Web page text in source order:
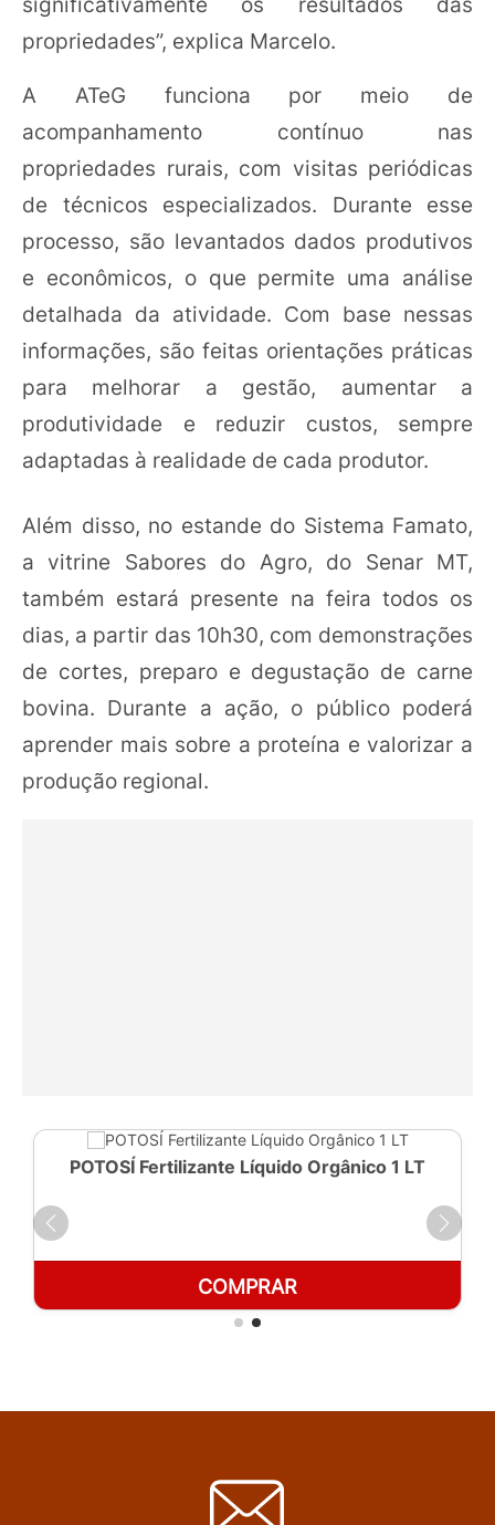
propriedades”, explica Marcelo.
A ATeG funciona por meio de
acompanhamento contínuo nas
propriedades rurais, com visitas periódicas
de técnicos especializados. Durante esse
processo, são levantados dados produtivos
e econômicos, o que permite uma análise
detalhada da atividade. Com base nessas
informações, são feitas orientações práticas
para melhorar a gestão, aumentar a
produtividade e reduzir custos, sempre
adaptadas à realidade de cada produtor.
Além disso, no estande do Sistema Famato,
a vitrine Sabores do Agro, do Senar MT,
também estará presente na feira todos os
dias, a partir das 10h30, com demonstrações
de cortes, preparo e degustação de carne
bovina. Durante a ação, o público poderá
aprender mais sobre a proteína e valorizar a
produção regional.
POTOSÍ Fertilizante Líquido Orgânico 1 LT
COMPRAR